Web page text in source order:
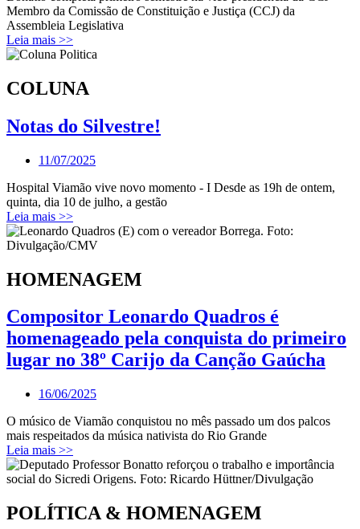
Membro da Comissão de Constituição e Justiça (CCJ) da
Assembleia Legislativa
Leia mais >>
COLUNA
Notas do Silvestre!
11/07/2025
Hospital Viamão vive novo momento - I Desde as 19h de ontem,
quinta, dia 10 de julho, a gestão
Leia mais >>
HOMENAGEM
Compositor Leonardo Quadros é
homenageado pela conquista do primeiro
lugar no 38º Carijo da Canção Gaúcha
16/06/2025
O músico de Viamão conquistou no mês passado um dos palcos
mais respeitados da música nativista do Rio Grande
Leia mais >>
POLÍTICA & HOMENAGEM